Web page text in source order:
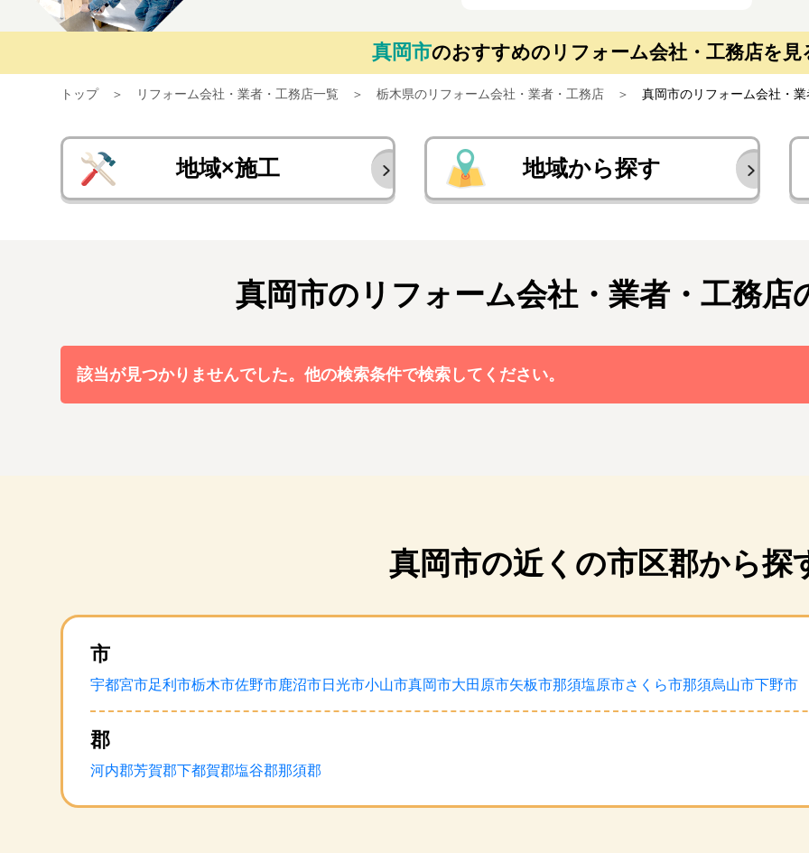
真岡市のおすすめのリフォーム会社・工務店を見
トップ リフォーム会社・業者・工務店一覧 栃木県のリフォーム会社・業者・工務店 真岡市のリフォーム会社・
地域×施工 地域から探す
真岡市のリフォーム会社・業者・ 工務店
該当が見つかりませんでした。他の検索条件で検索してください。
真岡市の近くの市区郡から探
市
宇都宮市足利市栃木市佐野市鹿沼市日光市小山市真岡市大田原市矢板市那須塩原市さくら市那須烏山市下野市
郡
河内郡芳賀郡下都賀郡塩谷郡那須郡